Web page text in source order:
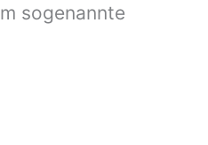
sogenannte